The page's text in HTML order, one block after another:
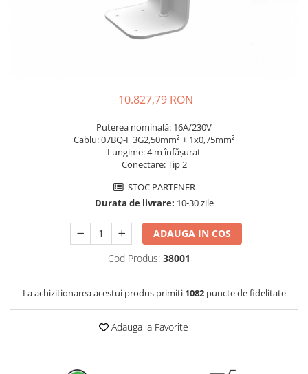
Sisteme de stocare energie
Pachete complete stocare energie
Sisteme de Stocare Comerciale
Sisteme fotovoltaice de putere
mica (rulota/caravan/case de
Sisteme fotovoltaice profesionale
Pachete sisteme fotovoltaice
Cabluri de incarcare vehicule
10.827,79 RON
Puterea nominală: 16A/230V
Cablu: 07BQ-F 3G2,50mm² + 1x0,75mm²
Lungime: 4 m înfășurat
Conectare: Tip 2
STOC PARTENER
Durata de livrare: 10-30 zile
ADAUGA IN COS
Cod Produs: 38001
La achizitionarea acestui produs primiti 1082puncte de fidelitate
Adauga la Favorite